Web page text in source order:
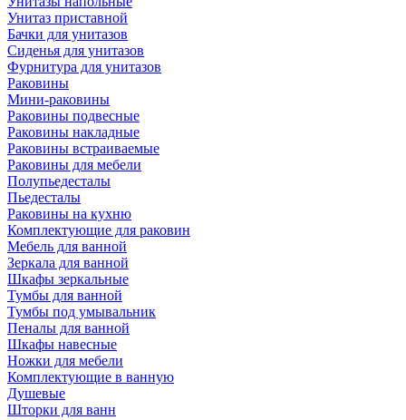
Унитаз приставной
Бачки для унитазов
Сиденья для унитазов
Фурнитура для унитазов
Раковины
Мини-раковины
Раковины подвесные
Раковины накладные
Раковины встраиваемые
Раковины для мебели
Полупьедесталы
Пьедесталы
Раковины на кухню
Комплектующие для раковин
Мебель для ванной
Зеркала для ванной
Шкафы зеркальные
Тумбы для ванной
Тумбы под умывальник
Пеналы для ванной
Шкафы навесные
Ножки для мебели
Комплектующие в ванную
Душевые
Шторки для ванн